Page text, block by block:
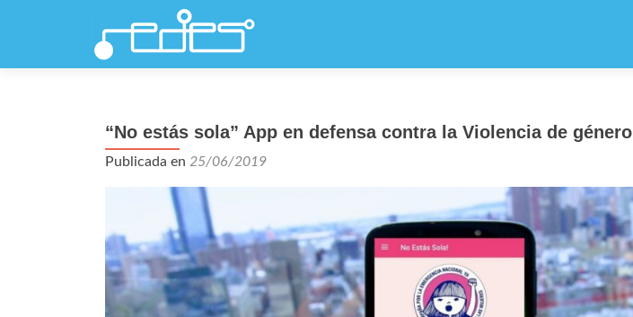
“No estás sola” App en defensa contra la Violencia de género
Publicada en 25/06/2019